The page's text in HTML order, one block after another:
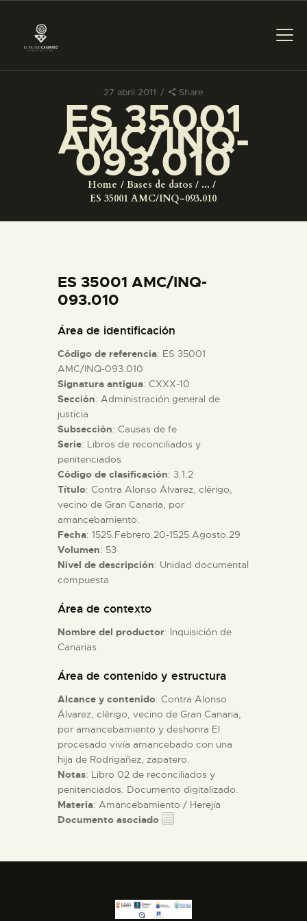
27 abril 2011 Share
ES 35001
AMC/INQ-
093.010
Home Bases de datos
...
ES 35001 AMC/INQ-093.010
PREPARAR LA VISITA
ACTIVIDADES
COLECCIONES
ESPAÑOL
PREPARAR LA VISITA
ACTIVIDADES
█
EL MUSEO
COLECCIONES
DIDÁCTICA
ESPAÑOL
ES 35001 AMC/INQ-
093.010
Área de identificación
Código de referencia: ES 35001
AMC/INQ-093.010
Signatura antigua: CXXX-10
Sección: Administración general de
justicia
Subsección: Causas de fe
Serie: Libros de reconciliados y
penitenciados
Código de clasificación: 3.1.2
Título: Contra Alonso Álvarez, clérigo,
vecino de Gran Canaria, por
amancebamiento.
Fecha: 1525.Febrero.20-1525.Agosto.29
Volumen: 53
Nivel de descripción: Unidad documental
compuesta
Área de contexto
Nombre del productor: Inquisición de
Canarias
Área de contenido y estructura
Alcance y contenido: Contra Alonso
Álvarez, clérigo, vecino de Gran Canaria,
por amancebamiento y deshonra El
procesado vivía amancebado con una
hija de Rodrigañez, zapatero.
Notas: Libro 02 de reconciliados y
penitenciados. Documento digitalizado.
Materia: Amancebamiento / Herejía
Documento asociado